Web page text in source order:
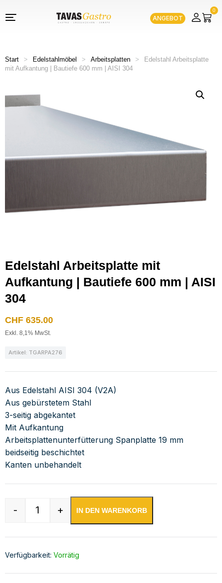
ANGEBOT
0
Start > Edelstahlmöbel > Arbeitsplatten >
Edelstahl Arbeitsplatte
mit Aufkantung | Bautiefe 600 mm | AISI 304
Edelstahl Arbeitsplatte mit
Aufkantung | Bautiefe 600 mm | AISI
304
CHF 635.00
Exkl. 8,1% MwSt.
Artikel: TGARPA276
Aus Edelstahl AISI 304 (V2A)
Aus gebürstetem Stahl
3-seitig abgekantet
Mit Aufkantung
Arbeitsplattenunterfütterung Spanplatte 19 mm
beidseitig beschichtet
Kanten unbehandelt
Edelstahl Arbeitsplatte mit Aufkantung |
- + IN DEN WARENKORB
Verfügbarkeit: Vorrätig